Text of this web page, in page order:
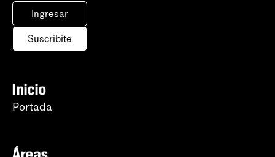
Ingresar
Suscribite
Inicio
Portada